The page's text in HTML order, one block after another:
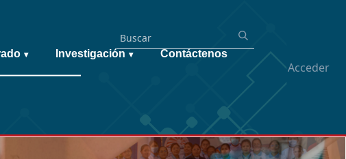
Acceder
▾ Investigación ▾ Contáctenos